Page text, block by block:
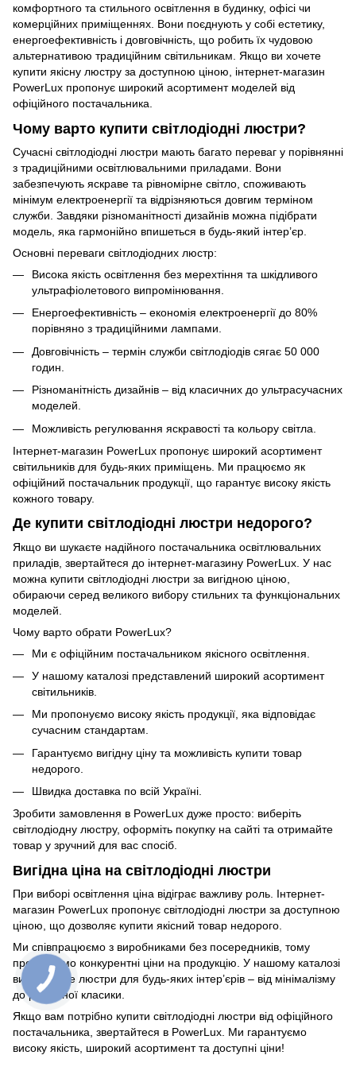
комфортного та стильного освітлення в будинку, офісі чи
комерційних приміщеннях. Вони поєднують у собі естетику,
енергоефективність і довговічність, що робить їх чудовою
альтернативою традиційним світильникам. Якщо ви хочете
купити якісну люстру за доступною ціною, інтернет-магазин
PowerLux пропонує широкий асортимент моделей від
офіційного постачальника.
Чому варто купити світлодіодні люстри?
Сучасні світлодіодні люстри мають багато переваг у порівнянні
з традиційними освітлювальними приладами. Вони
забезпечують яскраве та рівномірне світло, споживають
мінімум електроенергії та відрізняються довгим терміном
служби. Завдяки різноманітності дизайнів можна підібрати
модель, яка гармонійно впишеться в будь-який інтер’єр.
Основні переваги світлодіодних люстр:
Висока якість освітлення без мерехтіння та шкідливого
ультрафіолетового випромінювання.
Енергоефективність – економія електроенергії до 80%
порівняно з традиційними лампами.
Довговічність – термін служби світлодіодів сягає 50 000
годин.
Різноманітність дизайнів – від класичних до ультрасучасних
моделей.
Можливість регулювання яскравості та кольору світла.
Інтернет-магазин PowerLux пропонує широкий асортимент
світильників для будь-яких приміщень. Ми працюємо як
офіційний постачальник продукції, що гарантує високу якість
кожного товару.
Де купити світлодіодні люстри недорого?
Якщо ви шукаєте надійного постачальника освітлювальних
приладів, звертайтеся до інтернет-магазину PowerLux. У нас
можна купити світлодіодні люстри за вигідною ціною,
обираючи серед великого вибору стильних та функціональних
моделей.
Чому варто обрати PowerLux?
Ми є офіційним постачальником якісного освітлення.
У нашому каталозі представлений широкий асортимент
світильників.
Ми пропонуємо високу якість продукції, яка відповідає
сучасним стандартам.
Гарантуємо вигідну ціну та можливість купити товар
недорого.
Швидка доставка по всій Україні.
Зробити замовлення в PowerLux дуже просто: виберіть
світлодіодну люстру, оформіть покупку на сайті та отримайте
товар у зручний для вас спосіб.
Вигідна ціна на світлодіодні люстри
При виборі освітлення ціна відіграє важливу роль. Інтернет-
магазин PowerLux пропонує світлодіодні люстри за доступною
ціною, що дозволяє купити якісний товар недорого.
Ми співпрацюємо з виробниками без посередників, тому
пропонуємо конкурентні ціни на продукцію. У нашому каталозі
ви знайдете люстри для будь-яких інтер’єрів – від мінімалізму
до розкішної класики.
Якщо вам потрібно купити світлодіодні люстри від офіційного
постачальника, звертайтеся в PowerLux. Ми гарантуємо
високу якість, широкий асортимент та доступні ціни!